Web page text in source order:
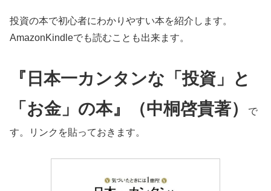
投資の本で初心者にわかりやすい本を紹介します。
AmazonKindleでも読むことも出来ます。
『日本一カンタンな「投資」と
「お金」の本』（中桐啓貴著）
で
す。リンクを貼っておきます。